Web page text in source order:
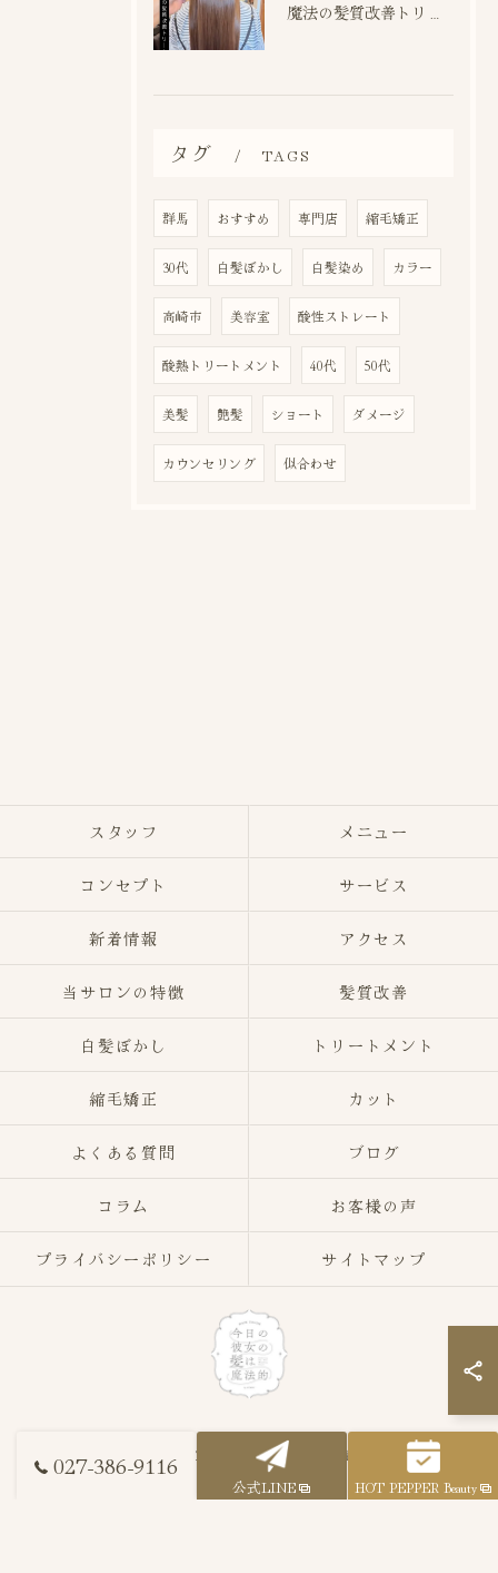
タグ TAGS
群馬 おすすめ 専門店 縮毛矯正
30代 白髪ぼかし 白髪染め カラー
高崎市 美容室 酸性ストレート
酸熱トリートメント 40代 50代
美髪 艶髪 ショート ダメージ
カウンセリング 似合わせ
027-386-9116
公式LINE HOT PEPPER Beauty
スタッフ メニュー
コンセプト サービス
新着情報 アクセス
当サロンの特徴 髪質改善
白髪ぼかし トリートメント
縮毛矯正 カット
よくある質問 ブログ
コラム お客様の声
プライバシーポリシー サイトマップ
© 2026 群馬県高崎市の美容室なら今日の彼女の髪は魔法的 ALL RIGHTS
RESERVED.